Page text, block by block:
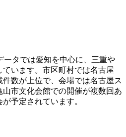
タでは愛知を中心に、三重や
います。市区町村では名古屋
数が上位で、会場では名古屋ス
市文化会館での開催が複数回あ
予定されています。